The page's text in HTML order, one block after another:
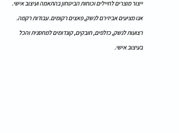
ייצור מוצרים לחיילים וכוחות הביטחון בהתאמה ועיצוב אישי.
אנו מציעים אביזירם לנשק, פאצים רקומים. עבודות רקמה.
רצועות לנשק, כזלפים, חובקים, קונדומים למחסנית והכל
בעיצוב אישי.